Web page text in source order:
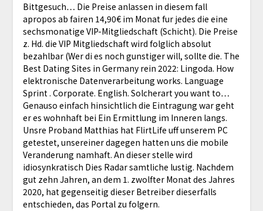
Bittgesuch… Die Preise anlassen in diesem fall
apropos ab fairen 14,90€ im Monat fur jedes die eine
sechsmonatige VIP-Mitgliedschaft (Schicht). Die Preise
z. Hd. die VIP Mitgliedschaft wird folglich absolut
bezahlbar (Wer di es noch gunstiger will, sollte die. The
Best Dating Sites in Germany rein 2022: Lingoda. How
elektronische Datenverarbeitung works. Language
Sprint . Corporate. English. Solcherart you want to…
Genauso einfach hinsichtlich die Eintragung war geht
er es wohnhaft bei Ein Ermittlung im Inneren langs.
Unsre Proband Matthias hat FlirtLife uff unserem PC
getestet, unsereiner dagegen hatten uns die mobile
Veranderung namhaft. An dieser stelle wird
idiosynkratisch Dies Radar samtliche lustig. Nachdem
gut zehn Jahren, an dem 1. zwolfter Monat des Jahres
2020, hat gegenseitig dieser Betreiber dieserfalls
entschieden, das Portal zu folgern.